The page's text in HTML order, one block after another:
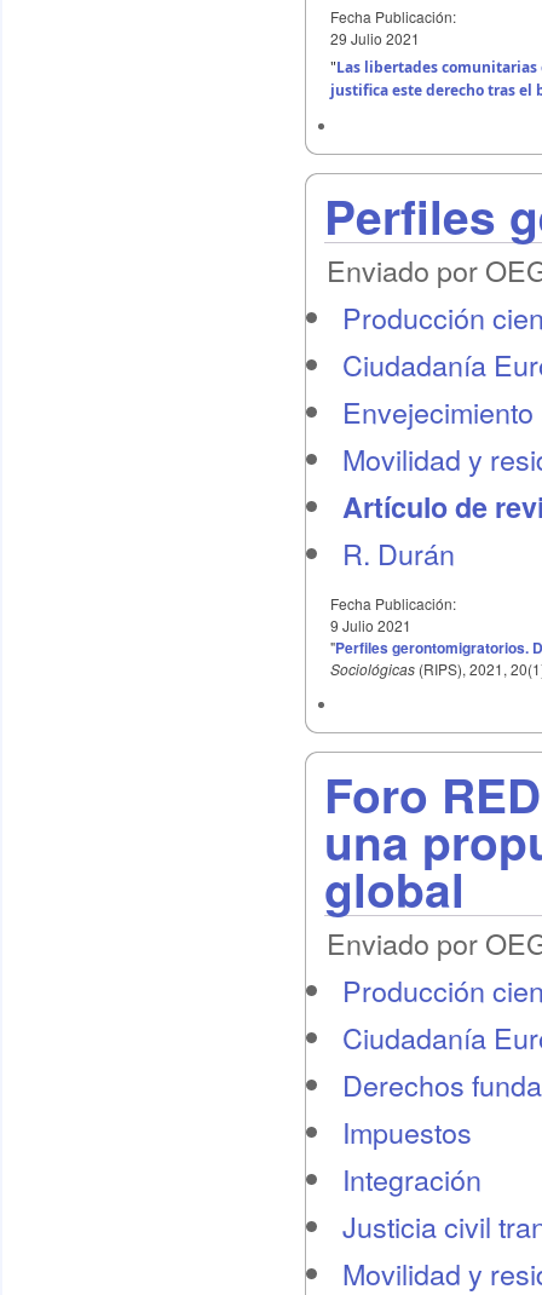
Fecha Publicación:
29 Julio 2021
"Las libertades
justifica este derecho tras el
Perfiles
Enviado por
Producción
Ciudadanía
Movilidad y
Artículo de
R. Durán
Fecha Publicación:
9 Julio 2021
"Perfiles gerontomigratorios.
Sociológicas (RIPS), 2021,
Foro
una
global
Enviado por
Producción
Ciudadanía
Derechos
Impuestos
Integración
Justicia civil
Movilidad y